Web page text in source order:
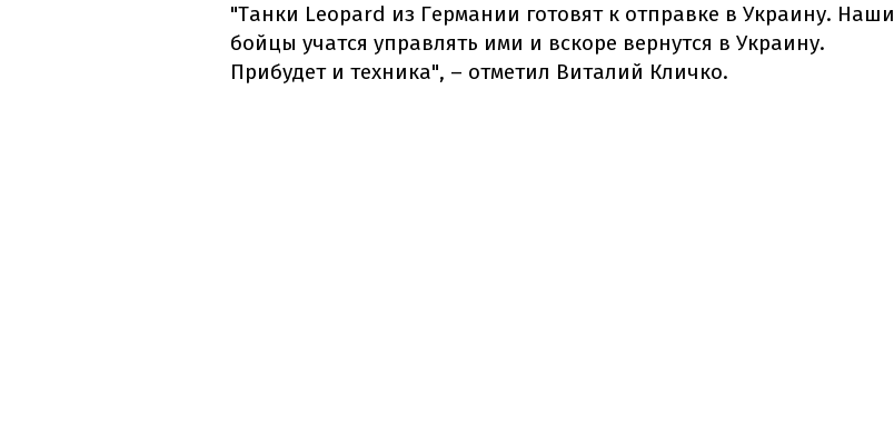
"Танки Leopard из Германии готовят к отправке в Украину. Наши
бойцы учатся управлять ими и вскоре вернутся в Украину.
Прибудет и техника", – отметил Виталий Кличко.